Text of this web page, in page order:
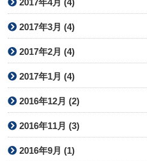
2017年4月 (4)
2017年3月 (4)
2017年2月 (4)
2017年1月 (4)
2016年12月 (2)
2016年11月 (3)
2016年9月 (1)